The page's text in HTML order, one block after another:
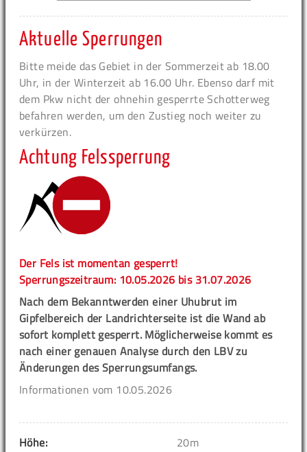
Aktuelle Sperrungen
Bitte meide das Gebiet in der Sommerzeit ab 18.00
Uhr, in der Winterzeit ab 16.00 Uhr. Ebenso darf mit
dem Pkw nicht der ohnehin gesperrte Schotterweg
befahren werden, um den Zustieg noch weiter zu
verkürzen.
Achtung Felssperrung
Der Fels ist momentan gesperrt!
Sperrungszeitraum: 10.05.2026 bis 31.07.2026
Nach dem Bekanntwerden einer Uhubrut im
Gipfelbereich der Landrichterseite ist die Wand ab
sofort komplett gesperrt. Möglicherweise kommt es
nach einer genauen Analyse durch den LBV zu
Änderungen des Sperrungsumfangs.
Informationen vom 10.05.2026
Höhe:
20m